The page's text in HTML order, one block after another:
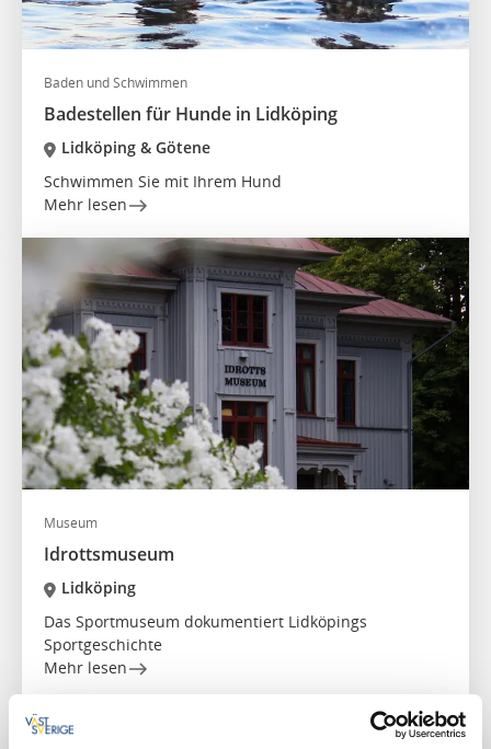
Baden und Schwimmen
Badestellen für Hunde in Lidköping
Lidköping & Götene
Schwimmen Sie mit Ihrem Hund
Mehr lesen
Museum
Idrottsmuseum
Lidköping
Das Sportmuseum dokumentiert Lidköpings
Sportgeschichte
Mehr lesen